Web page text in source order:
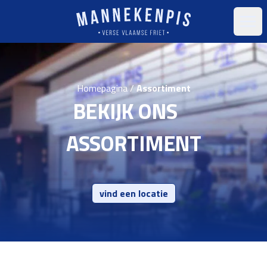
Homepagina /Assortiment
BEKIJK ONS
ASSORTIMENT
vind een locatie